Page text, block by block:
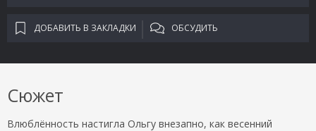
ДОБАВИТЬ В ЗАКЛАДКИ ОБСУДИТЬ
Сюжет
Влюблённость настигла Ольгу внезапно, как весенний